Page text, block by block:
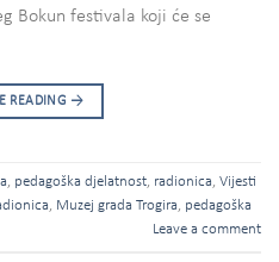
Bokun festivala koji će se
READING →
, pedagoška djelatnost, radionica, Vijesti
, Muzej grada Trogira, pedagoška
Leave a comment